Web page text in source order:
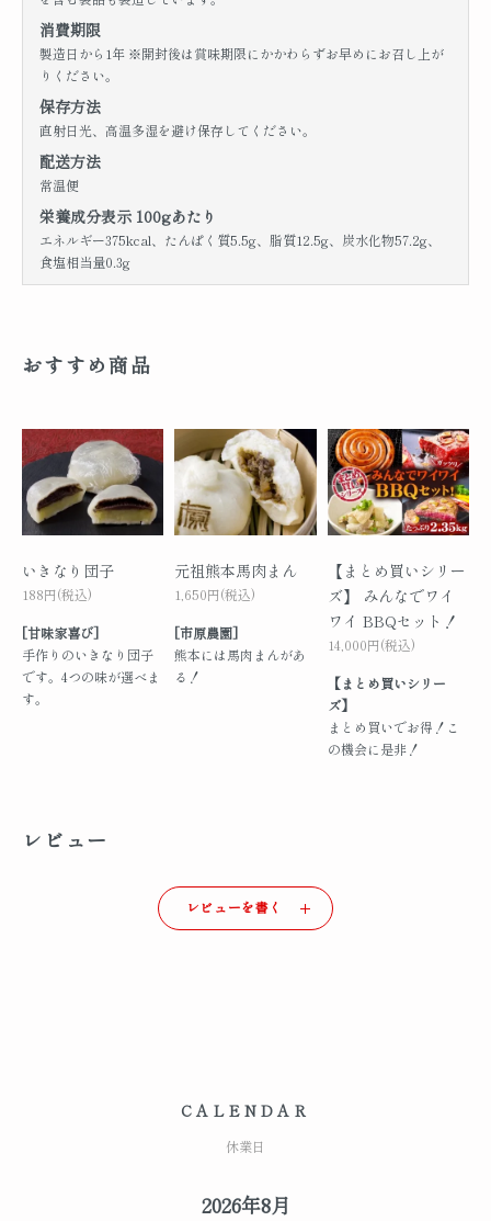
消費期限
製造日から1年 ※開封後は賞味期限にかかわらずお早めにお召し上が
りください。
保存方法
直射日光、高温多湿を避け保存してください。
配送方法
常温便
栄養成分表示 100gあたり
エネルギー375kcal、たんぱく質5.5g、脂質12.5g、炭水化物57.2g、
食塩相当量0.3g
おすすめ商品
いきなり団子
188円(税込)
[甘味家喜び]
手作りのいきなり団子
です。4つの味が選べま
す。
元祖熊本馬肉まん
1,650円(税込)
[市原農園]
熊本には馬肉まんがあ
る！
【まとめ買いシリー
ズ】 みんなでワイ
ワイ BBQセット！
14,000円(税込)
【まとめ買いシリー
ズ】
まとめ買いでお得！こ
の機会に是非！
レビュー
レビューを書く
CALENDAR
休業日
2026年8月